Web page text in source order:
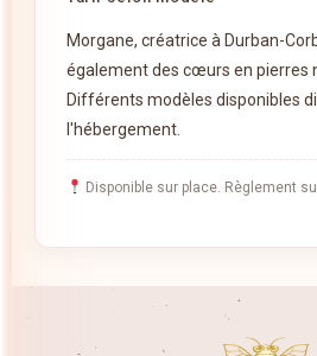
Morgane, créatrice à Durban-
également des cœurs en pierres
Différents modèles disponibles
l'hébergement.
Disponible sur place. Règlement